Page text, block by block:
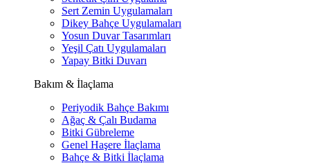
Sert Zemin Uygulamaları
Dikey Bahçe Uygulamaları
Yosun Duvar Tasarımları
Yeşil Çatı Uygulamaları
Yapay Bitki Duvarı
Bakım & İlaçlama
Periyodik Bahçe Bakımı
Ağaç & Çalı Budama
Bitki Gübreleme
Genel Haşere İlaçlama
Bahçe & Bitki İlaçlama